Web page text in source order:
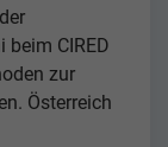
CIRED
zur
Österreich